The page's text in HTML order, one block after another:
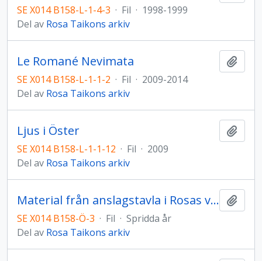
SE X014 B158-L-1-4-3 · Fil · 1998-1999
Del av Rosa Taikons arkiv
Le Romané Nevimata
SE X014 B158-L-1-1-2 · Fil · 2009-2014
Del av Rosa Taikons arkiv
Ljus i Öster
SE X014 B158-L-1-1-12 · Fil · 2009
Del av Rosa Taikons arkiv
Material från anslagstavla i Rosas verkstad
SE X014 B158-Ö-3 · Fil · Spridda år
Del av Rosa Taikons arkiv